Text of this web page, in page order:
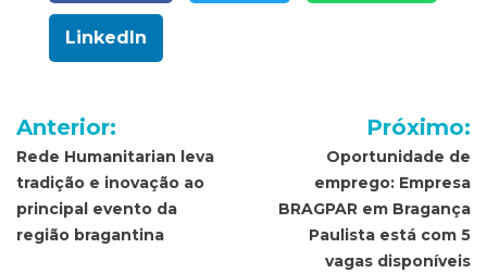
LinkedIn
Navegação
de
Post
Anterior:
Rede Humanitarian leva
tradição e inovação ao
principal evento da
região bragantina
Próximo:
Oportunidade de
emprego: Empresa
BRAGPAR em Bragança
Paulista está com 5
vagas disponíveis